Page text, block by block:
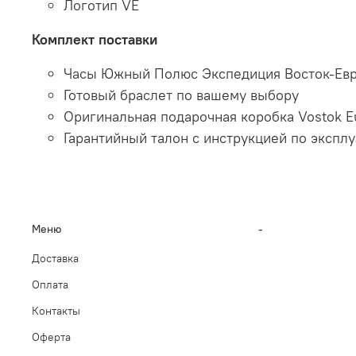
Логотип VE
Комплект поставки
Часы Южный Полюс Экспедиция Восток-
Готовый браслет по вашему выбору
Оригинальная подарочная коробка Vostok
Гарантийный талон с инструкцией по
Меню
Доставка
Оплата
Контакты
Оферта
-